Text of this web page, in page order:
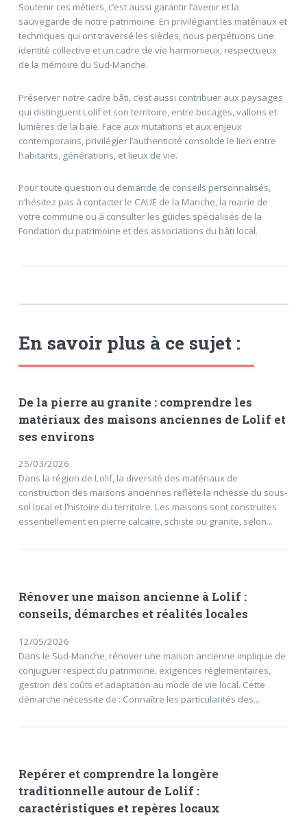
Soutenir ces métiers, c’est aussi garantir l’avenir et la
sauvegarde de notre patrimoine. En privilégiant les matériaux et
techniques qui ont traversé les siècles, nous perpétuons une
identité collective et un cadre de vie harmonieux, respectueux
de la mémoire du Sud-Manche.
Préserver notre cadre bâti, c’est aussi contribuer aux paysages
qui distinguent Lolif et son territoire, entre bocages, vallons et
lumières de la baie. Face aux mutations et aux enjeux
contemporains, privilégier l’authenticité consolide le lien entre
habitants, générations, et lieux de vie.
Pour toute question ou demande de conseils personnalisés,
n’hésitez pas à contacter le CAUE de la Manche, la mairie de
votre commune ou à consulter les guides spécialisés de la
Fondation du patrimoine et des associations du bâti local.
En savoir plus à ce sujet :
De la pierre au granite : comprendre les
matériaux des maisons anciennes de Lolif et
ses environs
25/03/2026
Dans la région de Lolif, la diversité des matériaux de
construction des maisons anciennes reflète la richesse du sous-
sol local et l’histoire du territoire. Les maisons sont construites
essentiellement en pierre calcaire, schiste ou granite, selon...
Rénover une maison ancienne à Lolif :
conseils, démarches et réalités locales
12/05/2026
Dans le Sud-Manche, rénover une maison ancienne implique de
conjuguer respect du patrimoine, exigences réglementaires,
gestion des coûts et adaptation au mode de vie local. Cette
démarche nécessite de : Connaître les particularités des...
Repérer et comprendre la longère
traditionnelle autour de Lolif :
caractéristiques et repères locaux